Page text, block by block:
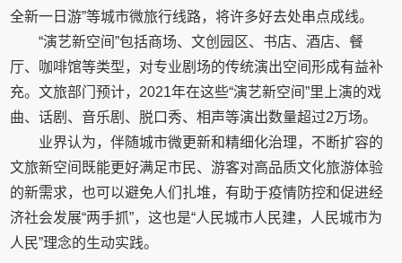
全新一日游”等城市微旅行线路，将许多好去处串点成线。
“演艺新空间”包括商场、文创园区、书店、酒店、餐
厅、咖啡馆等类型，对专业剧场的传统演出空间形成有益补
充。文旅部门预计，2021年在这些“演艺新空间”里上演的戏
曲、话剧、音乐剧、脱口秀、相声等演出数量超过2万场。
业界认为，伴随城市微更新和精细化治理，不断扩容的
文旅新空间既能更好满足市民、游客对高品质文化旅游体验
的新需求，也可以避免人们扎堆，有助于疫情防控和促进经
济社会发展“两手抓”，这也是“人民城市人民建，人民城市为
人民”理念的生动实践。